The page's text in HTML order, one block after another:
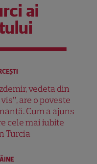
ai
vedeta din
are o poveste
Cum a ajuns
cele mai iubite
Turcia